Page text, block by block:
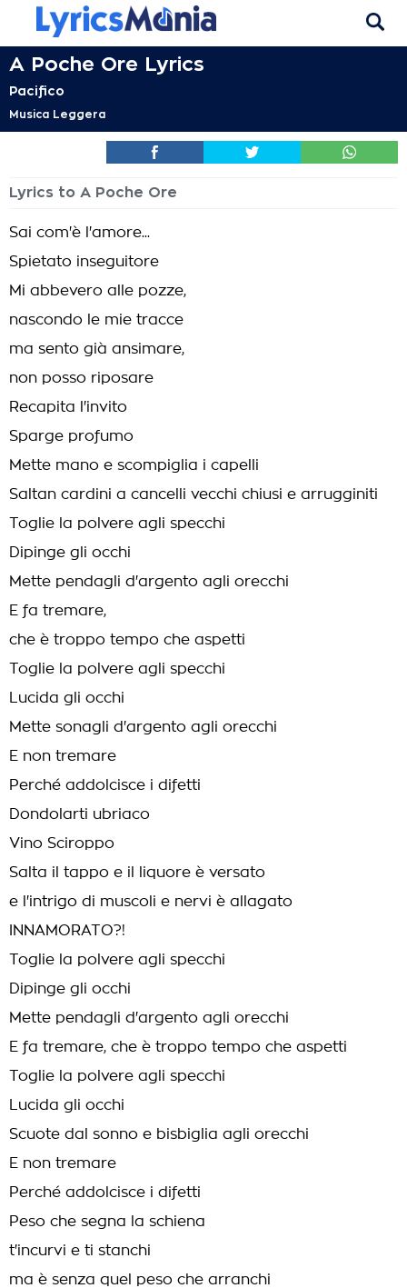
A Poche Ore Lyrics
Pacifico
Musica Leggera
Lyrics to A Poche Ore
Sai com'è l'amore...
Spietato inseguitore
Mi abbevero alle pozze,
nascondo le mie tracce
ma sento già ansimare,
non posso riposare
Recapita l'invito
Sparge profumo
Mette mano e scompiglia i capelli
Saltan cardini a cancelli vecchi chiusi e arrugginiti
Toglie la polvere agli specchi
Dipinge gli occhi
Mette pendagli d'argento agli orecchi
E fa tremare,
che è troppo tempo che aspetti
Toglie la polvere agli specchi
Lucida gli occhi
Mette sonagli d'argento agli orecchi
E non tremare
Perché addolcisce i difetti
Dondolarti ubriaco
Vino Sciroppo
Salta il tappo e il liquore è versato
e l'intrigo di muscoli e nervi è allagato
INNAMORATO?!
Toglie la polvere agli specchi
Dipinge gli occhi
Mette pendagli d'argento agli orecchi
E fa tremare, che è troppo tempo che aspetti
Toglie la polvere agli specchi
Lucida gli occhi
Scuote dal sonno e bisbiglia agli orecchi
E non tremare
Perché addolcisce i difetti
Peso che segna la schiena
t'incurvi e ti stanchi
ma è senza quel peso che arranchi